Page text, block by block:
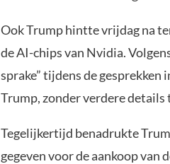
Ook Trump hintte vrijdag na
de AI-chips van Nvidia.
sprake” tijdens de gesprekken
Trump, zonder verdere details
Tegelijkertijd benadrukte
gegeven voor de aankoop van